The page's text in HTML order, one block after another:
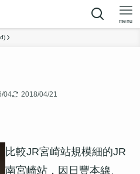
menu
04 2018/04/21
比較JR宮崎站規模細的JR
南宮崎站，因日豐本線、